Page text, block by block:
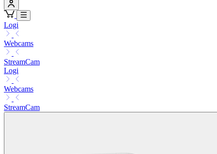
Logi
Webcams
StreamCam
Logi
Webcams
StreamCam